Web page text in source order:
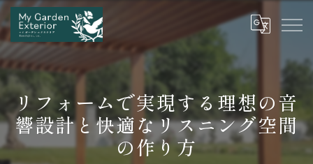
リフォームで実現する理想の音
響設計と快適なリスニング空間
の作り方